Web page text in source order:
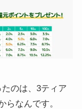
たのは、3ティア
らなんです。